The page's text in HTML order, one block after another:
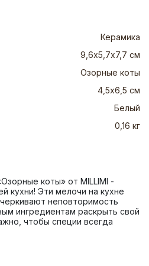
Керамика
9,6х5,7х7,7 см
Озорные коты
4,5х6,5 см
Белый
0,16 кг
коты» от MILLIMI -
кухни! Эти мелочи на кухне
неповторимость
ингредиентам раскрыть свой
чтобы специи всегда